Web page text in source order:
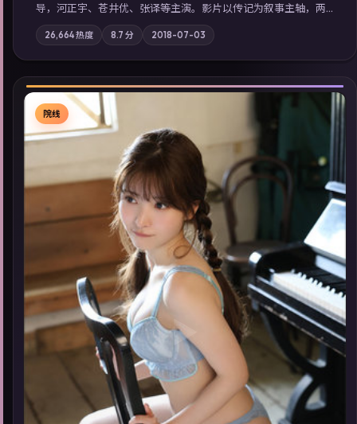
导，河正宇、苍井优、张译等主演。影片以传记为叙事主轴，两
代人的执念在暴风雨夜正面相撞；摄影与配乐强化地域气质；站
内亦可通过「国产免费观看高清电视剧在线看」延展检索同类型
高分佳作，畅享高清在线追剧体验。
26,664热度 8.7 分 2018-07-03
▶
院线